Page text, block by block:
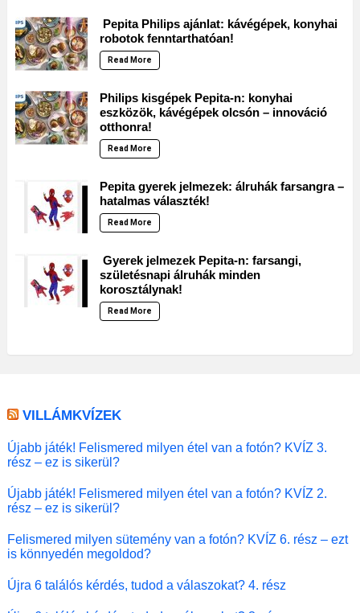
Pepita Philips ajánlat: kávégépek, konyhai
robotok fenntarthatóan!
Read More
Philips kisgépek Pepita-n: konyhai
eszközök, kávégépek olcsón – innováció
otthonra!
Read More
Pepita gyerek jelmezek: álruhák farsangra –
hatalmas választék!
Read More
Gyerek jelmezek Pepita-n: farsangi,
születésnapi álruhák minden
korosztálynak!
Read More
VILLÁMKVÍZEK
Újabb játék! Felismered milyen étel van a fotón? KVÍZ 3.
rész – ez is sikerül?
Újabb játék! Felismered milyen étel van a fotón? KVÍZ 2.
rész – ez is sikerül?
Felismered milyen sütemény van a fotón? KVÍZ 6. rész – ezt
is könnyedén megoldod?
Újra 6 találós kérdés, tudod a válaszokat? 4. rész